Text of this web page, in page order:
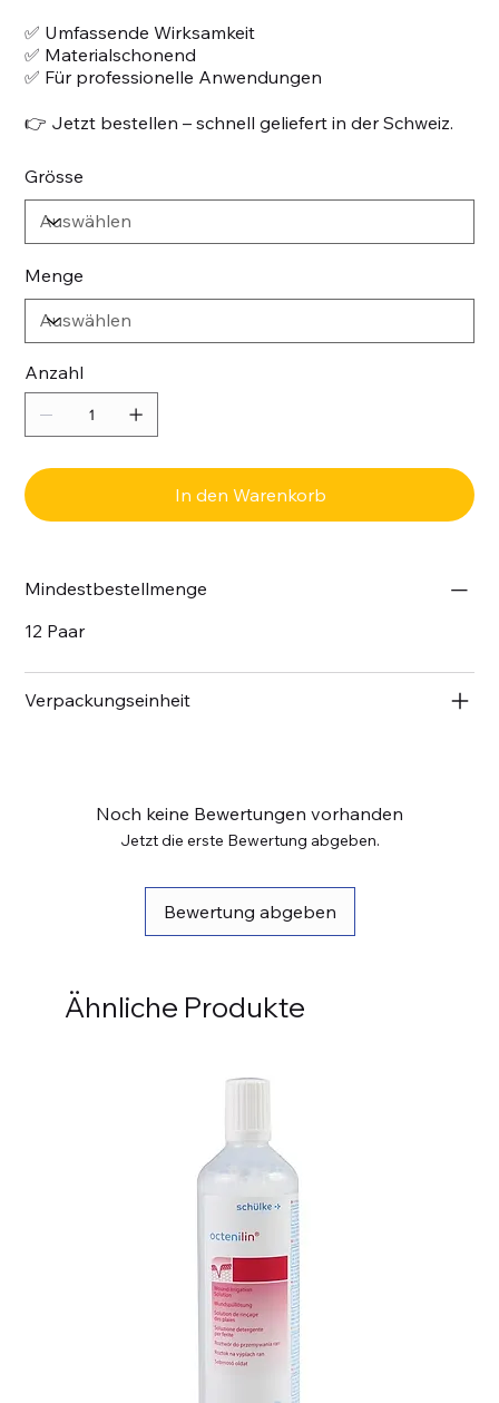
✅ Umfassende Wirksamkeit
✅ Materialschonend
✅ Für professionelle Anwendungen
👉 Jetzt bestellen – schnell geliefert in der Schweiz.
Grösse
Menge
Anzahl
In den Warenkorb
Mindestbestellmenge
12 Paar
Verpackungseinheit
Noch keine Bewertungen vorhanden
Jetzt die erste Bewertung abgeben.
Bewertung abgeben
Ähnliche Produkte